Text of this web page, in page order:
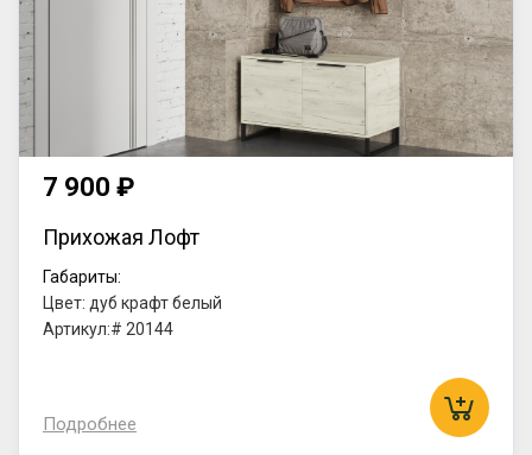
7 900 ₽
Прихожая Лофт
Габариты:
Цвет: дуб крафт белый
Артикул:# 20144
Подробнее